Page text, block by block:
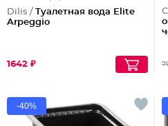
Dilis / Туалетная вода Elite
Arpeggio
1642 ₽
-40%